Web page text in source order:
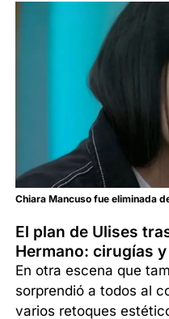
Chiara Mancuso fue eliminada
El plan de Ulises
Hermano: cirugías
En otra escena que
sorprendió a todos al
varios retoques